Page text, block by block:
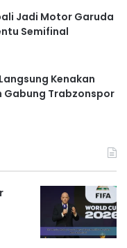
Jadi Motor Garuda
Semifinal
Kenakan
Gabung Trabzonspor